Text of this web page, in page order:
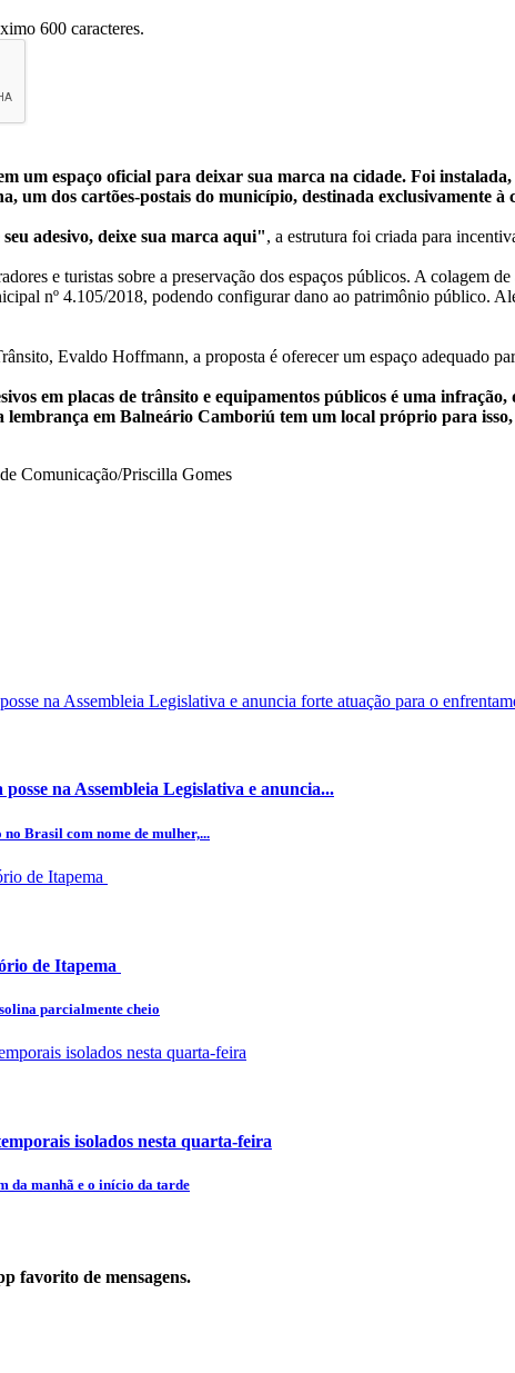
600 caracteres.
um espaço oficial para deixar sua marca na cidade. Foi
um dos cartões-postais do município, destinada exclusivamente à
adesivo, deixe sua marca aqui", a estrutura foi criada para
e turistas sobre a preservação dos espaços públicos. A colagem
nº 4.105/2018, podendo configurar dano ao patrimônio público.
Evaldo Hoffmann, a proposta é oferecer um espaço adequado
em placas de trânsito e equipamentos públicos é uma
em Balneário Camboriú tem um local próprio para isso,
Comunicação/Priscilla Gomes
na Assembleia Legislativa e anuncia...
Brasil com nome de mulher,...
de Itapema
parcialmente cheio
isolados nesta quarta-feira
da manhã e o início da tarde
favorito de mensagens.